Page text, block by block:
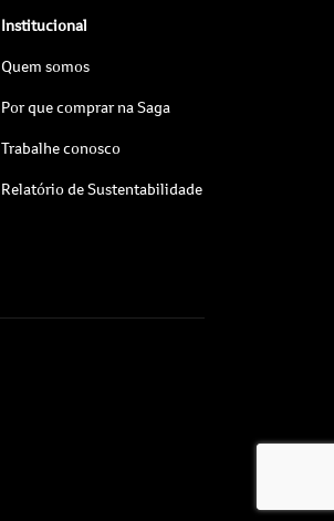
Institucional
Quem somos
Por que comprar na Saga
Trabalhe conosco
Relatório de Sustentabilidade